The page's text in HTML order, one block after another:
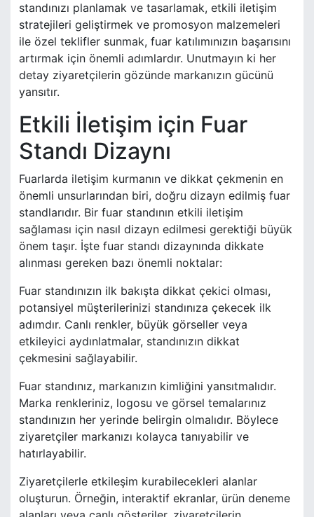
standınızı planlamak ve tasarlamak, etkili iletişim
stratejileri geliştirmek ve promosyon malzemeleri
ile özel teklifler sunmak, fuar katılımınızın başarısını
artırmak için önemli adımlardır. Unutmayın ki her
detay ziyaretçilerin gözünde markanızın gücünü
yansıtır.
Etkili İletişim için Fuar
Standı Dizaynı
Fuarlarda iletişim kurmanın ve dikkat çekmenin en
önemli unsurlarından biri, doğru dizayn edilmiş fuar
standlarıdır. Bir fuar standının etkili iletişim
sağlaması için nasıl dizayn edilmesi gerektiği büyük
önem taşır. İşte fuar standı dizaynında dikkate
alınması gereken bazı önemli noktalar:
Fuar standınızın ilk bakışta dikkat çekici olması,
potansiyel müşterilerinizi standınıza çekecek ilk
adımdır. Canlı renkler, büyük görseller veya
etkileyici aydınlatmalar, standınızın dikkat
çekmesini sağlayabilir.
Fuar standınız, markanızın kimliğini yansıtmalıdır.
Marka renkleriniz, logosu ve görsel temalarınız
standınızın her yerinde belirgin olmalıdır. Böylece
ziyaretçiler markanızı kolayca tanıyabilir ve
hatırlayabilir.
Ziyaretçilerle etkileşim kurabilecekleri alanlar
oluşturun. Örneğin, interaktif ekranlar, ürün deneme